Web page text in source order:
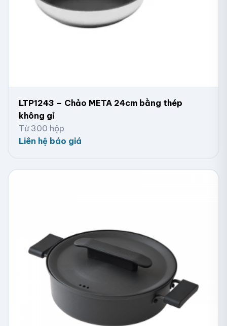
LTP1243 – Chảo META 24cm bằng thép
không gỉ
Từ 300 hộp
Liên hệ báo giá